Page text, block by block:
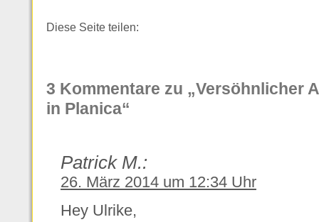
Diese Seite teilen:
3 Kommentare zu „Versöhnlicher
in Planica“
Patrick M.:
26. März 2014 um 12:34 Uhr
Hey Ulrike,